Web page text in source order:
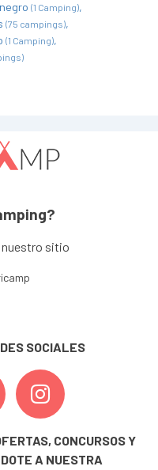
(1 Camping)
(75 campings)
(1 Camping)
nuestro sitio
SOCIALES
CONCURSOS Y
A NUESTRA